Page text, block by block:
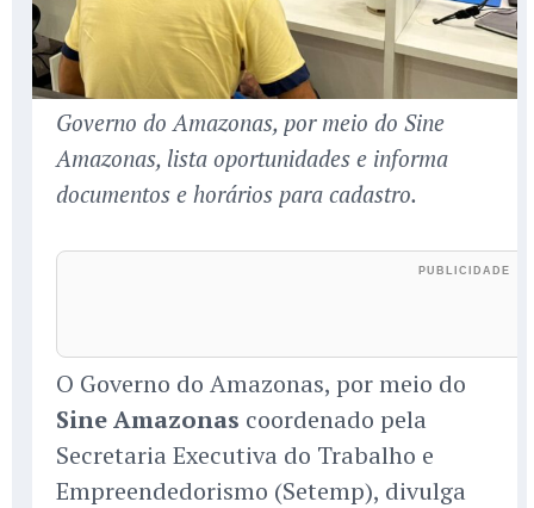
Governo do Amazonas, por meio do Sine
Amazonas, lista oportunidades e informa
documentos e horários para cadastro.
O Governo do Amazonas, por meio do
Sine Amazonas coordenado pela
Secretaria Executiva do Trabalho e
Empreendedorismo (Setemp), divulga